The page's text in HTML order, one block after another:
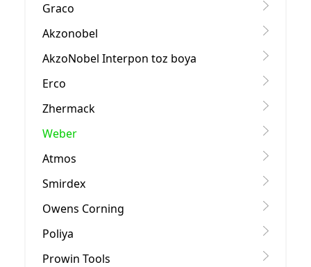
Graco
Akzonobel
AkzoNobel Interpon toz boya
Erco
Zhermack
Weber
Atmos
Smirdex
Owens Corning
Poliya
Prowin Tools